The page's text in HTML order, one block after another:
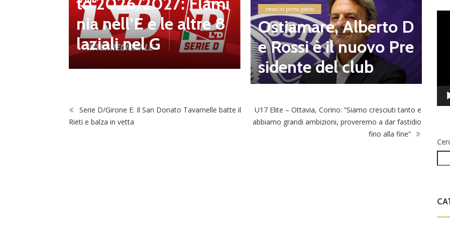
nia nell’E e le altre 8
laziali nel G
news in primo piano
Ostiamare, Alberto D
e Rossi è il nuovo Pre
sidente del club
Serie D/Girone E: Il San Donato Tavarnelle batte il
Rieti e balza in vetta
U17 Elite – Ottavia, Corino: “Siamo cresciuti tanto e
abbiamo grandi ambizioni, proveremo a dar fastidio
fino alla fine”